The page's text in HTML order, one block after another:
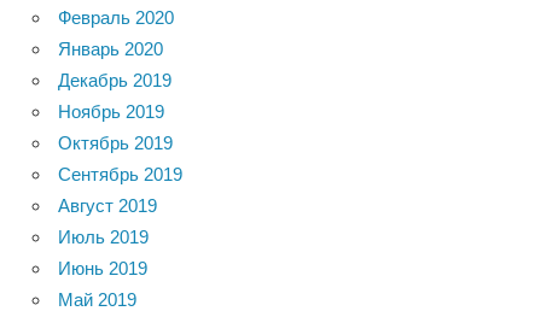
Февраль 2020
Январь 2020
Декабрь 2019
Ноябрь 2019
Октябрь 2019
Сентябрь 2019
Август 2019
Июль 2019
Июнь 2019
Май 2019